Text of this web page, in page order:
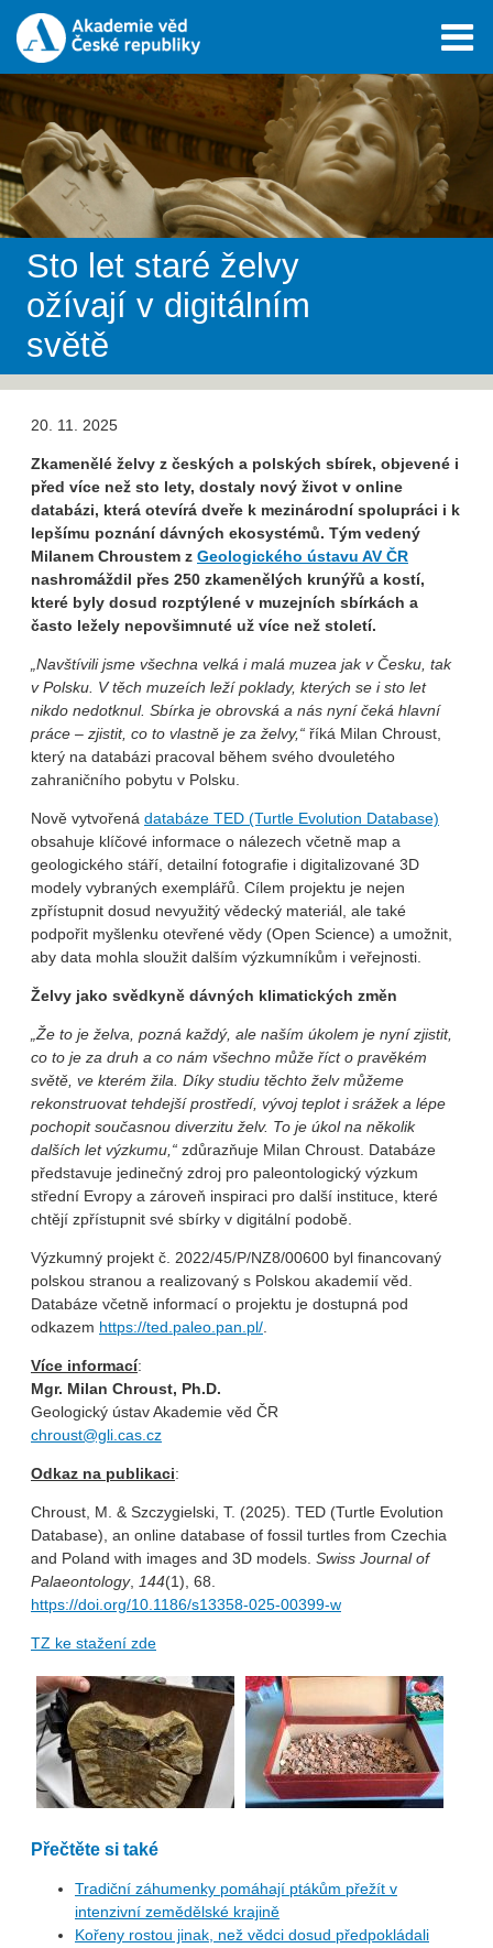
Sto let staré želvy
ožívají v digitálním
světě
20. 11. 2025
Zkamenělé želvy z českých a polských sbírek, objevené i
před více než sto lety, dostaly nový život v online
databázi, která otevírá dveře k mezinárodní spolupráci i k
lepšímu poznání dávných ekosystémů. Tým vedený
Milanem Chroustem z Geologického ústavu AV ČR
nashromáždil přes 250 zkamenělých krunýřů a kostí,
které byly dosud rozptýlené v muzejních sbírkách a
často ležely nepovšimnuté už více než století.
„Navštívili jsme všechna velká i malá muzea jak v Česku, tak
v Polsku. V těch muzeích leží poklady, kterých se i sto let
nikdo nedotknul. Sbírka je obrovská a nás nyní čeká hlavní
práce – zjistit, co to vlastně je za želvy,“ říká Milan Chroust,
který na databázi pracoval během svého dvouletého
zahraničního pobytu v Polsku.
Nově vytvořená databáze TED (Turtle Evolution Database)
obsahuje klíčové informace o nálezech včetně map a
geologického stáří, detailní fotografie i digitalizované 3D
modely vybraných exemplářů. Cílem projektu je nejen
zpřístupnit dosud nevyužitý vědecký materiál, ale také
podpořit myšlenku otevřené vědy (Open Science) a umožnit,
aby data mohla sloužit dalším výzkumníkům i veřejnosti.
Želvy jako svědkyně dávných klimatických změn
„Že to je želva, pozná každý, ale naším úkolem je nyní zjistit,
co to je za druh a co nám všechno může říct o pravěkém
světě, ve kterém žila. Díky studiu těchto želv můžeme
rekonstruovat tehdejší prostředí, vývoj teplot i srážek a lépe
pochopit současnou diverzitu želv. To je úkol na několik
dalších let výzkumu,“ zdůrazňuje Milan Chroust. Databáze
představuje jedinečný zdroj pro paleontologický výzkum
střední Evropy a zároveň inspiraci pro další instituce, které
chtějí zpřístupnit své sbírky v digitální podobě.
Výzkumný projekt č. 2022/45/P/NZ8/00600 byl financovaný
polskou stranou a realizovaný s Polskou akademií věd.
Databáze včetně informací o projektu je dostupná pod
odkazem https://ted.paleo.pan.pl/.
Více informací:
Mgr. Milan Chroust, Ph.D.
Geologický ústav Akademie věd ČR
chroust@gli.cas.cz
Odkaz na publikaci:
Chroust, M. & Szczygielski, T. (2025). TED (Turtle Evolution
Database), an online database of fossil turtles from Czechia
and Poland with images and 3D models. Swiss Journal of
Palaeontology, 144(1), 68.
https://doi.org/10.1186/s13358-025-00399-w
TZ ke stažení zde
Přečtěte si také
Tradiční záhumenky pomáhají ptákům přežít v
intenzivní zemědělské krajině
Kořeny rostou jinak, než vědci dosud předpokládali